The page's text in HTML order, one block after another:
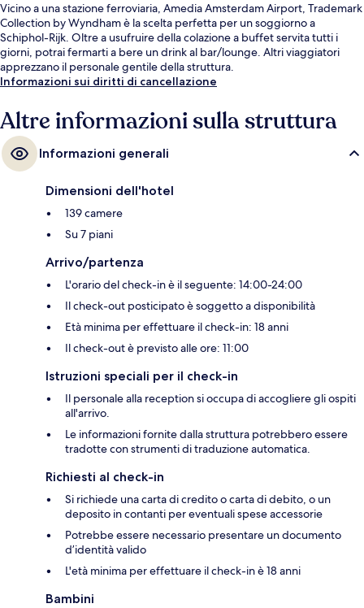
Vicino a una stazione ferroviaria, Amedia Amsterdam Airport, Trademark
Collection by Wyndham è la scelta perfetta per un soggiorno a
Schiphol-Rijk. Oltre a usufruire della colazione a buffet servita tutti i
giorni, potrai fermarti a bere un drink al bar/lounge. Altri viaggiatori
apprezzano il personale gentile della struttura.
Informazioni sui diritti di cancellazione
Altre informazioni sulla struttura
Informazioni generali
Dimensioni dell'hotel
139 camere
Su 7 piani
Arrivo/partenza
L'orario del check-in è il seguente: 14:00-24:00
Il check-out posticipato è soggetto a disponibilità
Età minima per effettuare il check-in: 18 anni
Il check-out è previsto alle ore: 11:00
Istruzioni speciali per il check-in
Il personale alla reception si occupa di accogliere gli ospiti
all'arrivo.
Le informazioni fornite dalla struttura potrebbero essere
tradotte con strumenti di traduzione automatica.
Richiesti al check-in
Si richiede una carta di credito o carta di debito, o un
deposito in contanti per eventuali spese accessorie
Potrebbe essere necessario presentare un documento
d’identità valido
L'età minima per effettuare il check-in è 18 anni
Bambini